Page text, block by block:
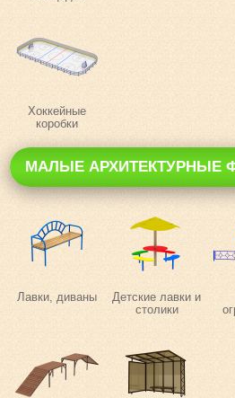
Хоккейные
коробки
МАЛЫЕ АРХИТЕКТУРНЫЕ
Лавки, диваны
Детские лавки и
столики